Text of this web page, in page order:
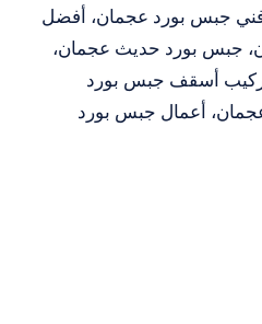
جبس بورد عجمان، أفضل
جبس بورد حديث عجمان،
أسقف جبس بورد
أعمال جبس بورد